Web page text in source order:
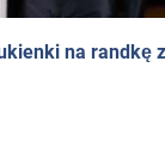
na randkę